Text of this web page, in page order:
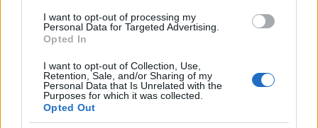
I want to opt-out of processing my
Personal Data for Targeted Advertising.
Opted In
I want to opt-out of Collection, Use,
Retention, Sale, and/or Sharing of my
Personal Data that Is Unrelated with the
Purposes for which it was collected.
Opted Out